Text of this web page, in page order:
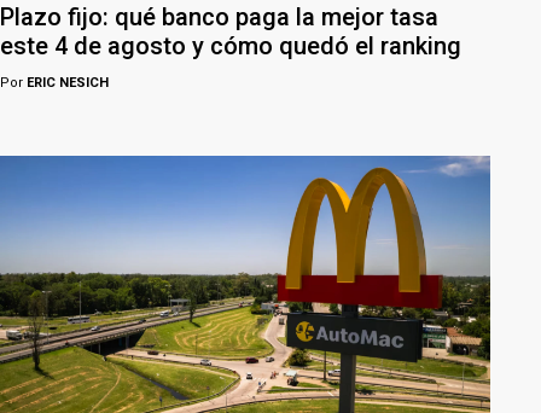
Plazo fijo: qué banco paga la mejor tasa
este 4 de agosto y cómo quedó el ranking
Por ERIC NESICH